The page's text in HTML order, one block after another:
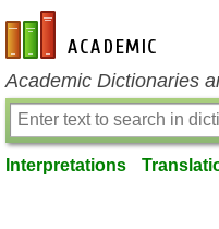
en-academic.com
Academic Dictionaries
Interpretations